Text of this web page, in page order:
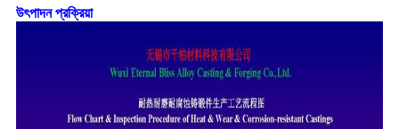
উৎপাদন প্রক্রিয়া